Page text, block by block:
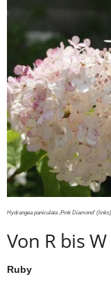
Hydrangea paniculata ‚Pink Diamond‘
Von R bis W
Ruby